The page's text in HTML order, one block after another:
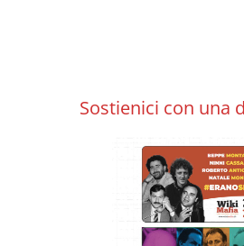
Sostienici con una